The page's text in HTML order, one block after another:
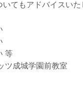
てもアドバイスいた
等
ツ成城学園前教室